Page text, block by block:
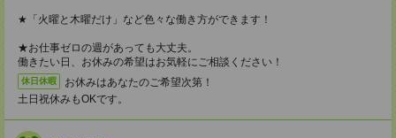
★「火曜と木曜だけ」など色々な働き方ができます！
★お仕事ゼロの週があっても大丈夫。
働きたい日、お休みの希望はお気軽にご相談ください！
休日休暇
お休みはあなたのご希望次第！
土日祝休みもOKです。